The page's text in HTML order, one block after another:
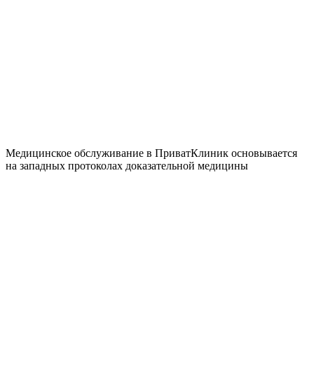
Медицинское обслуживание в ПриватКлиник основывается
на западных протоколах доказательной медицины